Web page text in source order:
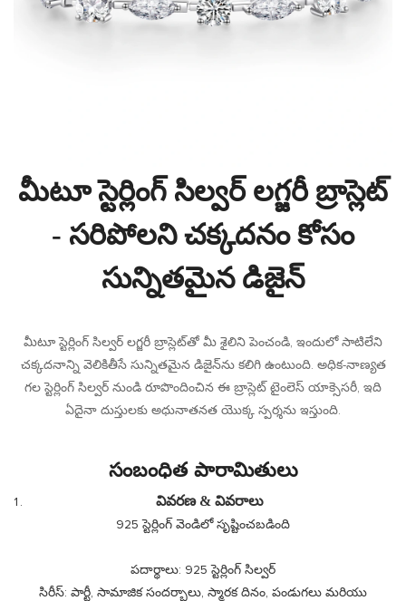
మీటూ స్టెర్లింగ్ సిల్వర్ లగ్జరీ బ్రాస్లెట్
- సరిపోలని చక్కదనం కోసం
సున్నితమైన డిజైన్
మీటూ స్టెర్లింగ్ సిల్వర్ లగ్జరీ బ్రాస్లెట్‌తో మీ శైలిని పెంచండి, ఇందులో సాటిలేని
చక్కదనాన్ని వెలికితీసే సున్నితమైన డిజైన్‌ను కలిగి ఉంటుంది. అధిక-నాణ్యత
గల స్టెర్లింగ్ సిల్వర్ నుండి రూపొందించిన ఈ బ్రాస్లెట్ టైంలెస్ యాక్సెసరీ, ఇది
ఏదైనా దుస్తులకు అధునాతనత యొక్క స్పర్శను ఇస్తుంది.
సంబంధిత పారామితులు
వివరణ & వివరాలు
925 స్టెర్లింగ్ వెండిలో సృష్టించబడింది
పదార్థాలు: 925 స్టెర్లింగ్ సిల్వర్
సిరీస్: పార్టీ, సామాజిక సందర్భాలు, స్మారక దినం, పండుగలు మరియు